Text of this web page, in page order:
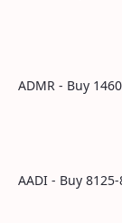
ADMR - Buy
AADI - Buy